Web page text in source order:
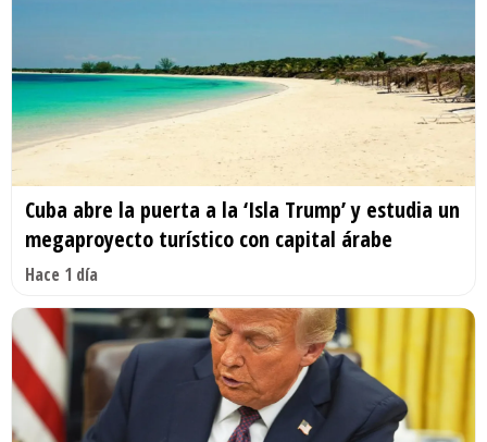
Cuba abre la puerta a la ‘Isla Trump’ y estudia un
megaproyecto turístico con capital árabe
Hace 1 día